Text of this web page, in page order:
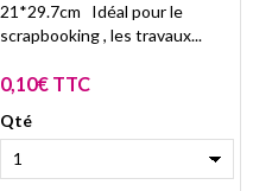
21*29.7cm Idéal pour le
scrapbooking , les travaux...
0,10€ TTC
Qté